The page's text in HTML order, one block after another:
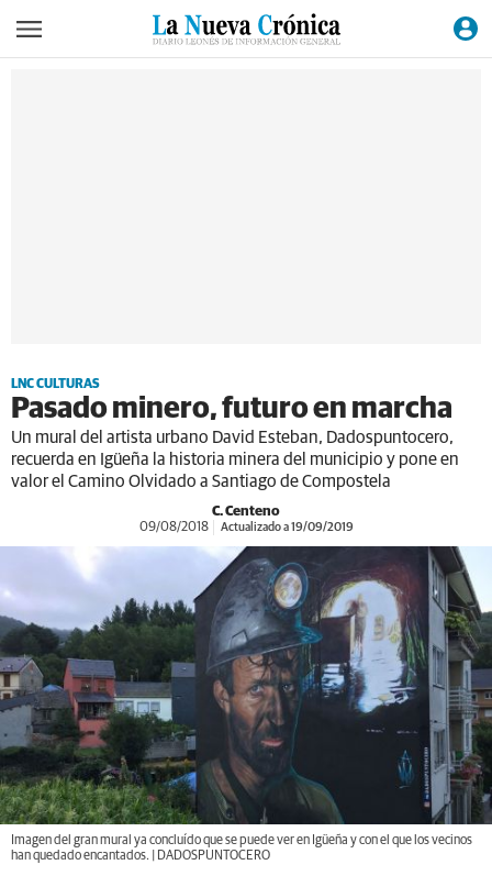
LNC CULTURAS
Pasado minero, futuro en marcha
Un mural del artista urbano David Esteban, Dadospuntocero,
recuerda en Igüeña la historia minera del municipio y pone en
valor el Camino Olvidado a Santiago de Compostela
C. Centeno
09/08/2018 Actualizado a 19/09/2019
Imagen del gran mural ya concluído que se puede ver en Igüeña y con el que los vecinos
han quedado encantados. | DADOSPUNTOCERO